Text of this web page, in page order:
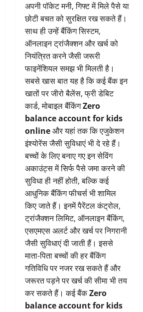
अपनी पॉकेट मनी, गिफ्ट में मिले पैसे या
छोटी बचत को सुरक्षित रख सकते हैं।
साथ ही उन्हें बैंकिंग सिस्टम,
ऑनलाइन ट्रांजैक्शन और खर्च को
नियंत्रित करने जैसी जरूरी
फाइनेंशियल समझ भी मिलती है।
सबसे खास बात यह है कि कई बैंक इन
खातों पर जीरो बैलेंस, फ्री डेबिट
कार्ड, मोबाइल बैंकिंगZero
balance account for kids
onlineऔर यहां तक कि एजुकेशन
इंश्योरेंस जैसी सुविधाएं भी दे रहे हैं।
बच्चों के लिए बनाए गए इन सेविंग
अकाउंट्स में सिर्फ पैसे जमा करने की
सुविधा ही नहीं होती, बल्कि कई
आधुनिक बैंकिंग फीचर्स भी शामिल
किए जाते हैं। इनमें पैरेंटल कंट्रोल,
ट्रांजैक्शन लिमिट, ऑनलाइन बैंकिंग,
एसएमएस अलर्ट और खर्च पर निगरानी
जैसी सुविधाएं दी जाती हैं। इससे
माता-पिता बच्चों की हर बैंकिंग
गतिविधि पर नजर रख सकते हैं और
जरूरत पड़ने पर खर्च की सीमा भी तय
कर सकते हैं। कई बैंकZero
balance account for kids